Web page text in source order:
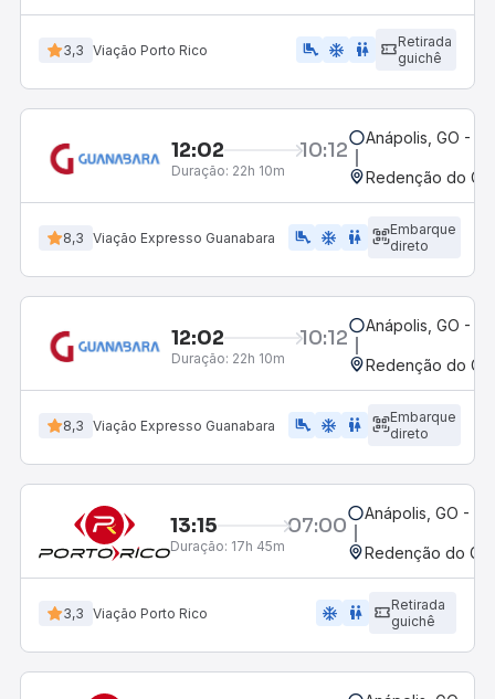
3,3 Viação Porto Rico airline_seat_legroom_extra ac_unit wc
Retirada
guichê
12:02 10:12
Duração: 22h 10m
Anápolis, GO -
Redenção do
8,3 Viação Expresso Guanabara airline_seat_legroom_extra ac_unit WC
Embarque
direto
12:02 10:12
Duração: 22h 10m
Anápolis, GO -
Redenção do
8,3 Viação Expresso Guanabara airline_seat_legroom_extra ac_unit WC
Embarque
direto
13:15 07:00
Duração: 17h 45m
Anápolis, GO -
Redenção do
3,3 Viação Porto Rico ac_unit wc
Retirada
guichê